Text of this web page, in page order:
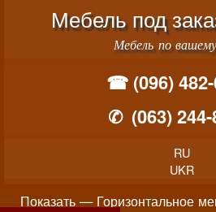
Меню учётной записи
Мебель под
Мебель по
☎ (096) 482-
✆ (063)
RU
UKR
Горизонтальное меню
Показать — Горизонтальное